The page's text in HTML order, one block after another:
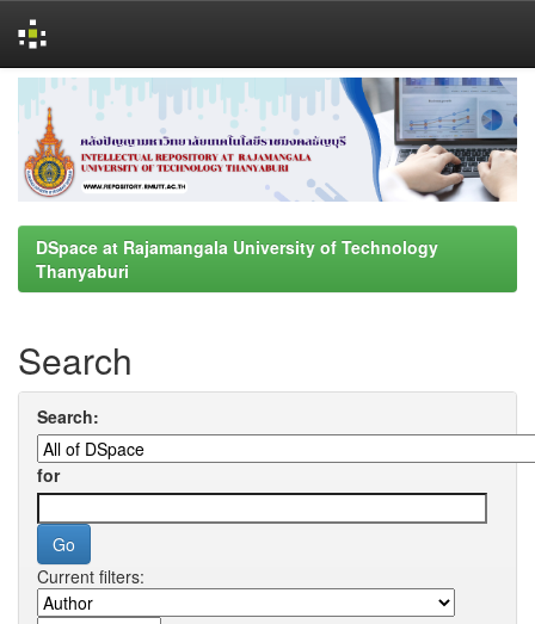
navigation
DSpace at Rajamangala University of Technology
Thanyaburi
Search
Search:
for
Current filters: